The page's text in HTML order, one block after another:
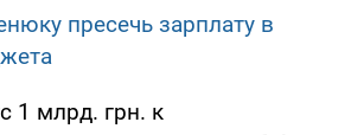
пресечь зарплату в
1 млрд. грн. к